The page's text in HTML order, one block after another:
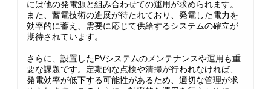
には他の発電源と組み合わせての運用が求められます。
また、蓄電技術の進展が待たれており、発電した電力を
効率的に蓄え、需要に応じて供給するシステムの確立が
期待されています。
さらに、設置したPVシステムのメンテナンスや運用も重
要な課題です。定期的な点検や清掃が行われなければ、
発電効率が低下する可能性があるため、適切な管理が求